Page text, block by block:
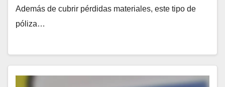
Además de cubrir pérdidas materiales, este tipo de
póliza…